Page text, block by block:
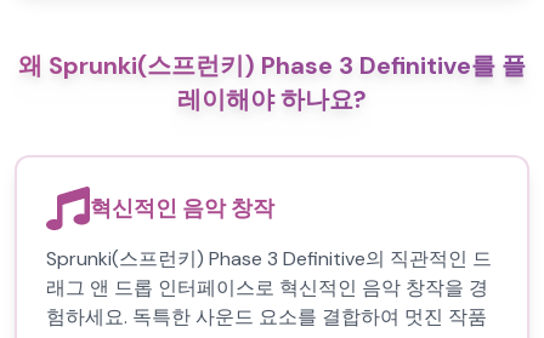
왜 Sprunki(스프런키) Phase 3 Definitive를 플
레이해야 하나요?
혁신적인 음악 창작
Sprunki(스프런키) Phase 3 Definitive의 직관적인 드
래그 앤 드롭 인터페이스로 혁신적인 음악 창작을 경
험하세요. 독특한 사운드 요소를 결합하여 멋진 작품